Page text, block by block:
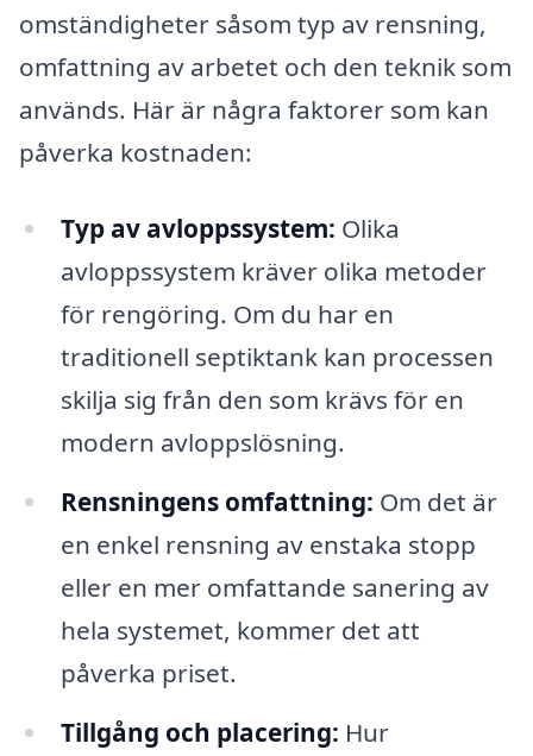
omständigheter såsom typ av rensning,
omfattning av arbetet och den teknik som
används. Här är några faktorer som kan
påverka kostnaden:
Typ av avloppssystem: Olika
avloppssystem kräver olika metoder
för rengöring. Om du har en
traditionell septiktank kan processen
skilja sig från den som krävs för en
modern avloppslösning.
Rensningens omfattning: Om det är
en enkel rensning av enstaka stopp
eller en mer omfattande sanering av
hela systemet, kommer det att
påverka priset.
Tillgång och placering: Hur